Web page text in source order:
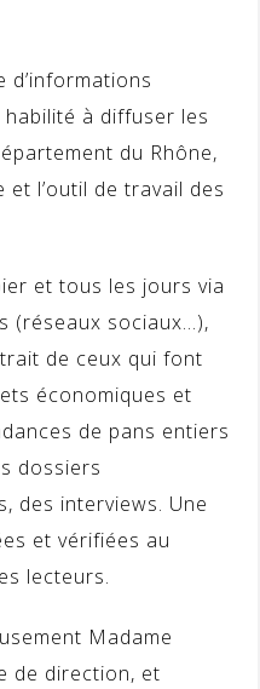
d’informations
à diffuser les
du Rhône,
l’outil de travail des
et tous les jours via
(réseaux sociaux…),
de ceux qui font
économiques et
de pans entiers
dossiers
des interviews. Une
et vérifiées au
lecteurs.
Madame
de direction, et